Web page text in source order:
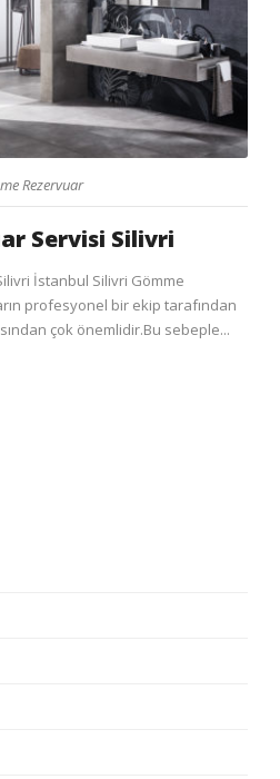
Rezervuar
Servisi Silivri
İstanbul Silivri Gömme
profesyonel bir ekip tarafından
çok önemlidir.Bu sebeple...